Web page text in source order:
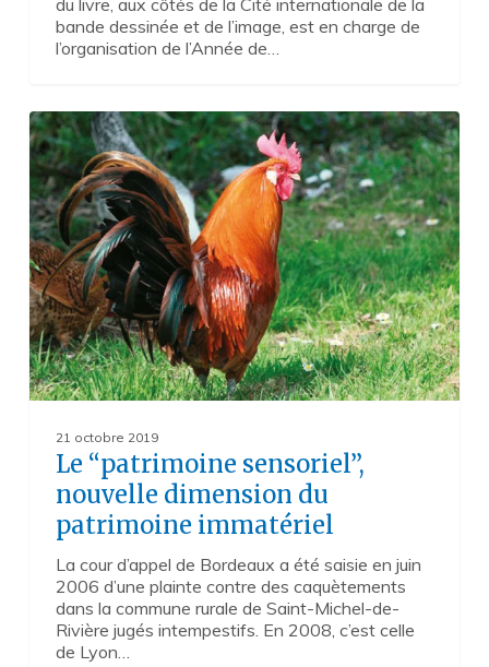
bande dessinée et de l’image, est en charge de
l’organisation de l’Année de…
Le
“patrimoine
sensoriel”,
nouvelle
dimension
du
patrimoine
immatériel
21 octobre 2019
Le “patrimoine sensoriel”,
nouvelle dimension du
patrimoine immatériel
La cour d’appel de Bordeaux a été saisie en juin
2006 d’une plainte contre des caquètements
dans la commune rurale de Saint-Michel-de-
Rivière jugés intempestifs. En 2008, c’est celle
de Lyon…
0